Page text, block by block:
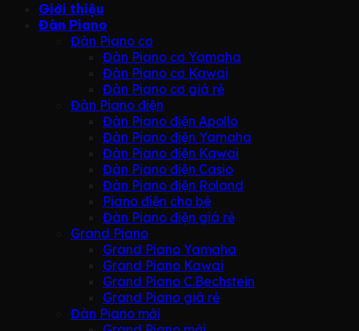
Giới thiệu
Đàn Piano
Đàn Piano cơ
Đàn Piano cơ Yamaha
Đàn Piano cơ Kawai
Đàn Piano cơ giá rẻ
Đàn Piano điện
Đàn Piano điện Apollo
Đàn Piano điện Yamaha
Đàn Piano điện Kawai
Đàn Piano điện Casio
Đàn Piano điện Roland
Piano điện cho bé
Đàn Piano điện giá rẻ
Grand Piano
Grand Piano Yamaha
Grand Piano Kawai
Grand Piano C.Bechstein
Grand Piano giá rẻ
Đàn Piano mới